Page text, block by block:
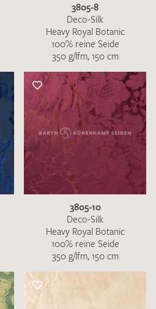
3805-8
Deco-Silk
Heavy Royal Botanic
100% reine Seide
350 g/lfm, 150 cm
3805-10
Deco-Silk
Heavy Royal Botanic
100% reine Seide
350 g/lfm, 150 cm